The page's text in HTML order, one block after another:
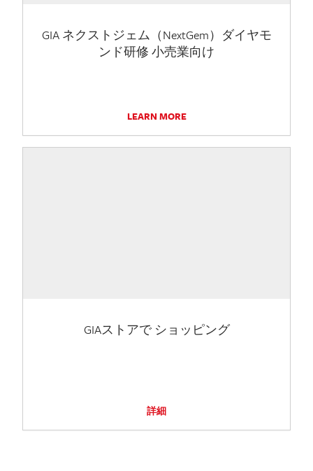
GIA ネクストジェム（NextGem）ダイヤモ
ンド研修 小売業向け
LEARN MORE
GIAストアで ショッピング
詳細